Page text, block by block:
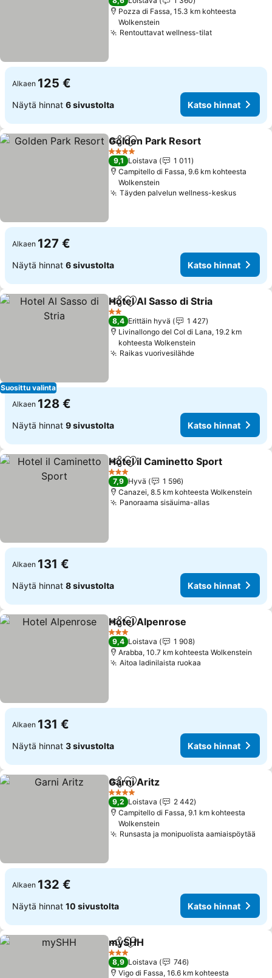
Pozza di Fassa, 15.3 km kohteesta
Wolkenstein
Rentouttavat wellness-tilatKatso hinnat
Alkaen 125 €
Näytä hinnat 6 sivustolta Katso hinnat
Jaa Lisää suosikkeihin
Golden Park Resort
4 Tähtiluokitus
9,1 Loistava
1 011
Campitello di Fassa, 9.6 km kohteesta
Wolkenstein
Täyden palvelun wellness-keskusKatso
Alkaen 127 €
Näytä hinnat 6 sivustolta Katso hinnat
Suosittu valinta
Jaa Lisää suosikkeihin
Hotel Al Sasso di Stria
2 Tähtiluokitus
8,4 Erittäin hyvä
1 427
Livinallongo del Col di Lana, 19.2 km
kohteesta Wolkenstein
Raikas vuorivesilähdeKatso hinnat
Alkaen 128 €
Näytä hinnat 9 sivustolta Katso hinnat
Jaa Lisää suosikkeihin
Hotel il Caminetto Sport
3 Tähtiluokitus
7,9 Hyvä
1 596
Canazei, 8.5 km kohteesta Wolkenstein
Panoraama sisäuima-allasKatso hinnat
Alkaen 131 €
Näytä hinnat 8 sivustolta Katso hinnat
Jaa Lisää suosikkeihin
Hotel Alpenrose
3 Tähtiluokitus
9,4 Loistava
1 908
Arabba, 10.7 km kohteesta Wolkenstein
Aitoa ladinilaista ruokaa
Alkaen 131 €
Näytä hinnat 3 sivustolta Katso hinnat
Jaa Lisää suosikkeihin
Garni Aritz
4 Tähtiluokitus
9,2 Loistava
2 442
Campitello di Fassa, 9.1 km kohteesta
Wolkenstein
Runsasta ja monipuolista aamiaispöytää
Alkaen 132 €
Näytä hinnat 10 sivustolta Katso hinnat
Jaa Lisää suosikkeihin
mySHH
3 Tähtiluokitus
8,9 Loistava
746
Vigo di Fassa, 16.6 km kohteesta